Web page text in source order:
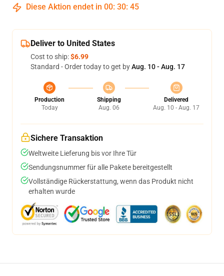
Diese Aktion endet in 00: 30: 45
Deliver to United States
Cost to ship:$6.99
Standard - Order today to get byAug. 10 - Aug. 17
Production
Today
Shipping
Aug. 06
Delivered
Aug. 10 - Aug. 17
Sichere Transaktion
Weltweite Lieferung bis vor Ihre Tür
Sendungsnummer für alle Pakete bereitgestellt
Vollständige Rückerstattung, wenn das Produkt nicht
erhalten wurde